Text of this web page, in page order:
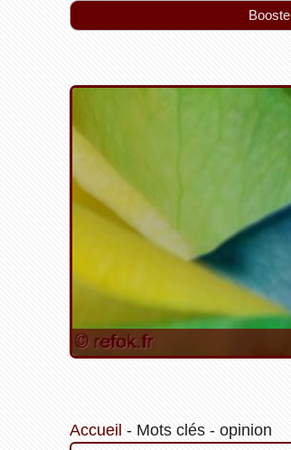
Accueil - Mots clés- opinion